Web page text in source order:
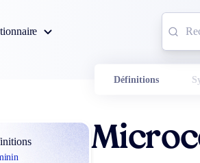
Définitions